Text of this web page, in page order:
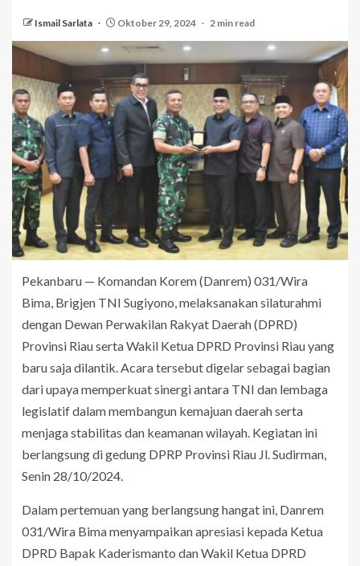
Ismail Sarlata Oktober 29, 2024 2 min read
Pekanbaru — Komandan Korem (Danrem) 031/Wira
Bima, Brigjen TNI Sugiyono, melaksanakan silaturahmi
dengan Dewan Perwakilan Rakyat Daerah (DPRD)
Provinsi Riau serta Wakil Ketua DPRD Provinsi Riau yang
baru saja dilantik. Acara tersebut digelar sebagai bagian
dari upaya memperkuat sinergi antara TNI dan lembaga
legislatif dalam membangun kemajuan daerah serta
menjaga stabilitas dan keamanan wilayah. Kegiatan ini
berlangsung di gedung DPRP Provinsi Riau Jl. Sudirman,
Senin 28/10/2024.
Dalam pertemuan yang berlangsung hangat ini, Danrem
031/Wira Bima menyampaikan apresiasi kepada Ketua
DPRD Bapak Kaderismanto dan Wakil Ketua DPRD